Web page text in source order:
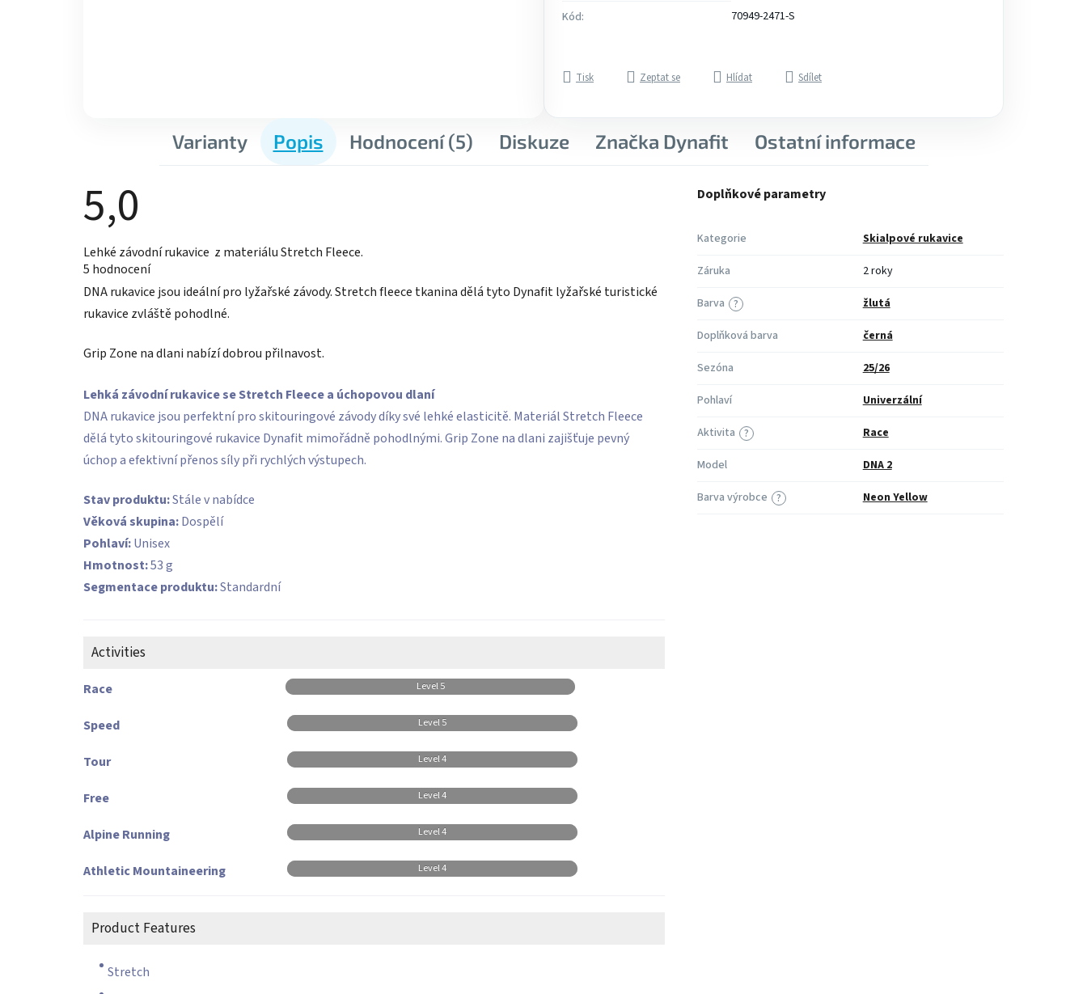
Kód:
70949-2471-S
Tisk Zeptat se Hlídat Sdílet
Varianty Popis Hodnocení (5) Diskuze Značka Dynafit Ostatní informace
5,0
Průměrné
hodnocení
produktu
je
5,0
z
5
5 hodnocení
Lehké závodní rukavice z materiálu Stretch Fleece.
DNA rukavice jsou ideální pro lyžařské závody. Stretch fleece tkanina dělá tyto Dynafit lyžařské turistické
rukavice zvláště pohodlné.
Grip Zone na dlani nabízí dobrou přilnavost.
Lehká závodní rukavice se Stretch Fleece a úchopovou dlaní
DNA rukavice jsou perfektní pro skitouringové závody díky své lehké elasticitě. Materiál Stretch Fleece
dělá tyto skitouringové rukavice Dynafit mimořádně pohodlnými. Grip Zone na dlani zajišťuje pevný
úchop a efektivní přenos síly při rychlých výstupech.
Stav produktu:Stále v nabídce
Věková skupina:Dospělí
Pohlaví:Unisex
Hmotnost:53 g
Segmentace produktu:Standardní
Activities
Race Level 5
Speed Level 5
Tour Level 4
Free Level 4
Alpine Running Level 4
Athletic Mountaineering Level 4
Product Features
Stretch
Doplňkové parametry
Kategorie
Skialpové rukavice
Záruka
2 roky
?
Barva
žlutá
Doplňková barva
černá
Sezóna
25/26
Pohlaví
Univerzální
?
Aktivita
Race
Model
DNA 2
?
Barva výrobce Neon Yellow